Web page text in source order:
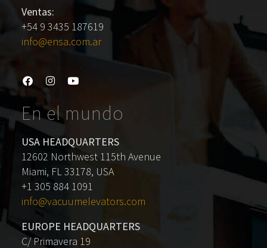
Ventas:
+54 9 3435 187619
info@ensa.com.ar
En el mundo
USA HEADQUARTERS
12602 Northwest 115th Avenue
Miami, FL 33178, USA
+1 305 884 1091
info@vacuumelevators.com
EUROPE HEADQUARTERS
C/ Primavera 19